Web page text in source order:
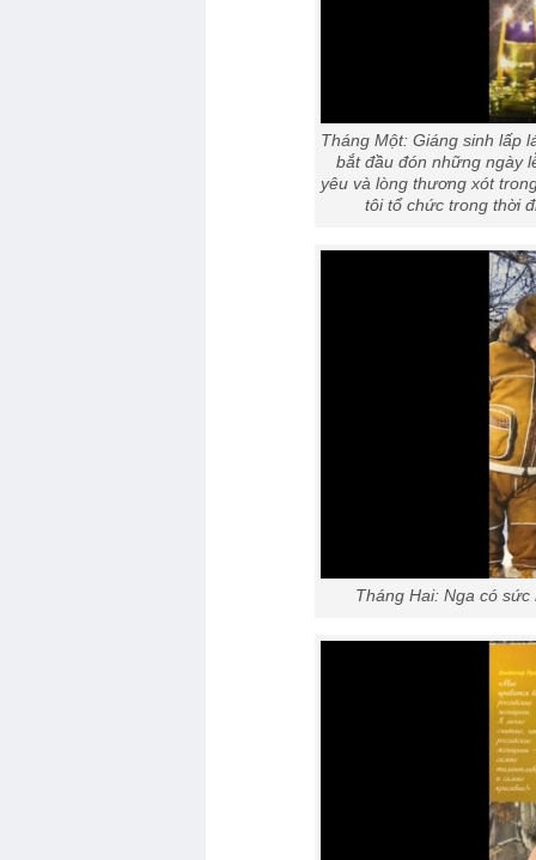
Tháng Một: Giáng sinh lấp
bắt đầu đón những ngày
yêu và lòng thương xót
tôi tổ chức trong thời
Tháng Hai: Nga có